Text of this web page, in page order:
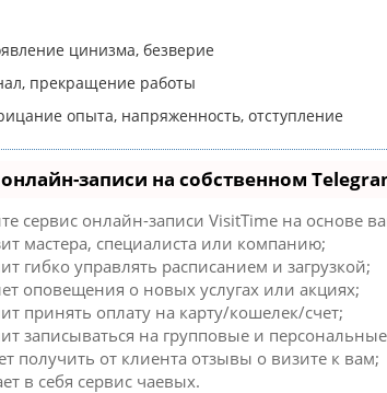
цинизма, безверие
прекращение работы
опыта, напряженность, отступление
записи на собственном
сервис онлайн-записи VisitTime на основе
мастера, специалиста или компанию;
гибко управлять расписанием и загрузкой;
оповещения о новых услугах или акциях;
принять оплату на карту/кошелек/счет;
записываться на групповые и
получить от клиента отзывы о визите к вам;
в себя сервис чаевых.